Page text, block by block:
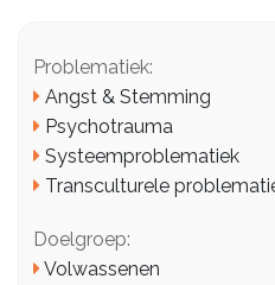
Problematiek:
Angst & Stemming
Psychotrauma
Systeemproblematiek
Transculturele
Doelgroep:
Volwassenen